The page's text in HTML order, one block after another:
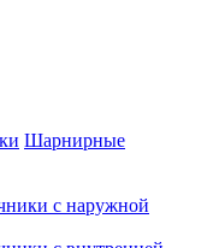
Шарнирные
с наружной